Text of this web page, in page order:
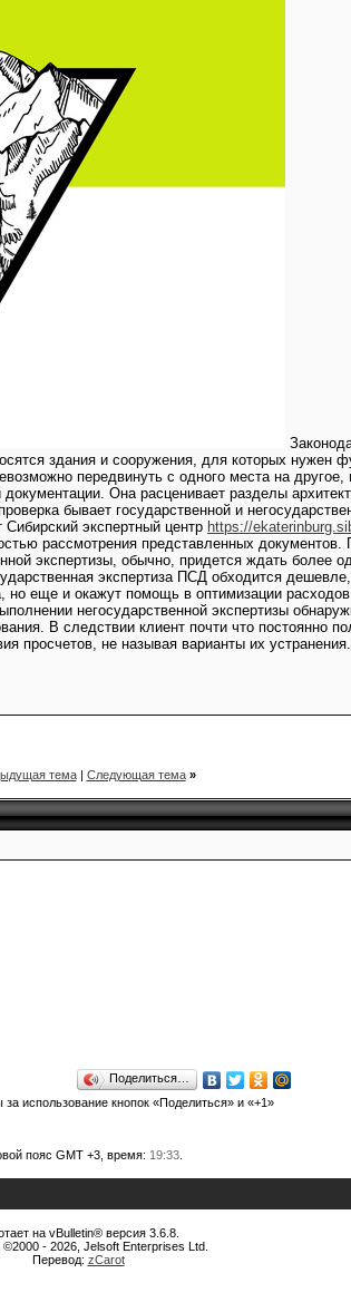
здания и сооружения, для которых
передвинуть с одного места на
Она расценивает разделы
бывает государственной и
экспертный центр https://
рассмотрения представленных
экспертизы, обычно, придется ждать более
экспертиза ПСД обходится
но еще и окажут помощь в оптимизации
негосударственной экспертизы
В следствии клиент почти что постоянно
просчетов, не называя варианты их
тема| Следующая тема »
Поделиться…
использование кнопок «Поделиться» и «+1»
пояс GMT +3, время: 19:33.
на vBulletin® версия 3.6.8.
©2000 - 2026, Jelsoft Enterprises Ltd.
Перевод: zCarot